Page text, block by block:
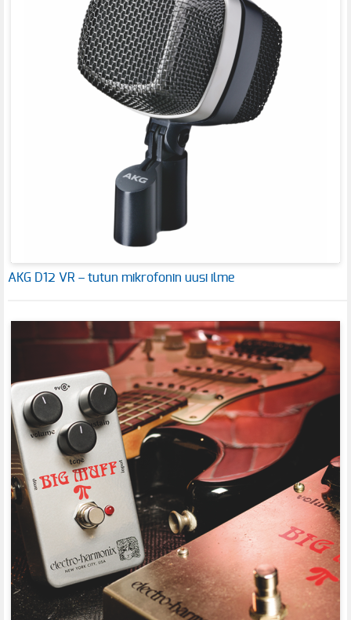
AKG D12 VR – tutun mikrofonin uusi ilme